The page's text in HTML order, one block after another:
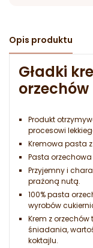
Opis produktu
Gładki
Produkt
procesowi
Kremowa pasta
Pasta
Przyjemny i
prażoną nutą.
100% pasta
wyrobów
Krem z orzechów
śniadania,
koktajlu.